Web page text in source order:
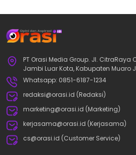
PT Orasi Media Group. Jl. CitraRaya
Jambi Luar Kota, Kabupaten Muaro
Whatsapp: 0851-6187-1234
redaksi@orasi.id (Redaksi)
marketing@orasi.id (Marketing)
kerjasama@orasi.id (Kerjasama)
cs@orasi.id (Customer Service)